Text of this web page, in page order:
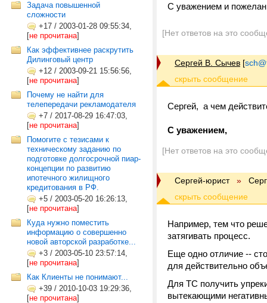
Задача повышенной
сложности
+17 / 2003-01-28 09:55:34,
[не прочитана]
Как эффективнее раскрутить
Дилинговый центр
+12 / 2003-09-21 15:56:56,
[не прочитана]
Почему не найти для
телепередачи рекламодателя
+7 / 2017-08-29 16:47:03,
[не прочитана]
Помогите с тезисами к
техническому заданию по
подготовке долгосрочной пиар-
концепции по развитию
ипотечного жилищного
кредитования в РФ.
+5 / 2003-05-20 16:26:13,
[не прочитана]
Куда нужно поместить
информацию о совершенно
новой авторской разработке...
+3 / 2003-05-10 23:57:14,
[не прочитана]
Как Клиенты не понимают...
+39 / 2010-10-03 19:29:36,
[не прочитана]
С уважением и
[Нет ответов на это
Сергей В. Сычев [
Сергей, а чем
С уважением,
[Нет ответов на это
Cергей-юрист »
Например, тем что
затягивать процесс.
Еще одно отличие --
для действительно
Для ТС получить
вытекающими